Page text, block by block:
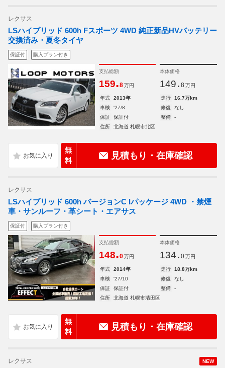
レクサス
LSハイブリッド 600h Fスポーツ 4WD 純正新品HVバッテリー
交換済み・夏冬タイヤ
保証付 購入プラン付き
支払総額
159.8 万円
本体価格
149. 8 万円
年式 2013年 走行
16.7万km
車検
'27/8 修復
なし
保証
保証付 整備
-
住所
北海道 札幌市北区
無
料
見積もり・在庫確認
レクサス
LSハイブリッド 600h バージョンC Iパッケージ 4WD ・禁煙
車・サンルーフ・革シート・エアサス
保証付 購入プラン付き
支払総額
148.0 万円
本体価格
134. 0 万円
年式 2014年 走行
18.8万km
車検
'27/10 修復
なし
保証
保証付 整備
-
住所
北海道 札幌市清田区
無
料
見積もり・在庫確認
NEW
レクサス